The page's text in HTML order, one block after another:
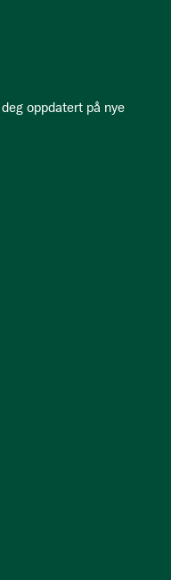
oppdatert på nye